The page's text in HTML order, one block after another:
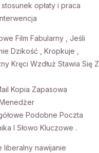
opłaty i praca
Film Fabularny , Jeśli
Dzikość , Kropkuje ,
Kręci Wzdłuż Stawia Się Z
Kopia Zapasowa
Podobne Poczta
I Słowo Kluczowe .
liberalny nawijanie